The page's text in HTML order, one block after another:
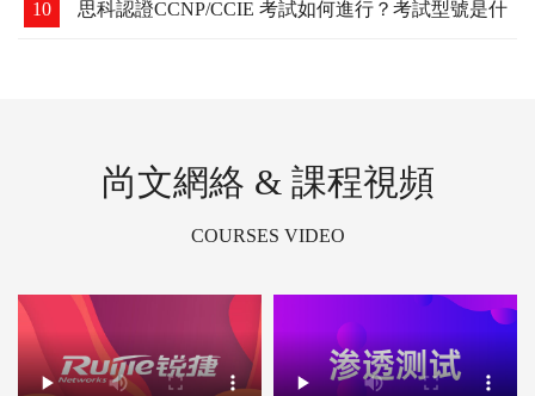
10 思科認證CCNP/CCIE 考試如何進行？考試型號是什
尚文網絡 & 課程視頻
COURSES VIDEO